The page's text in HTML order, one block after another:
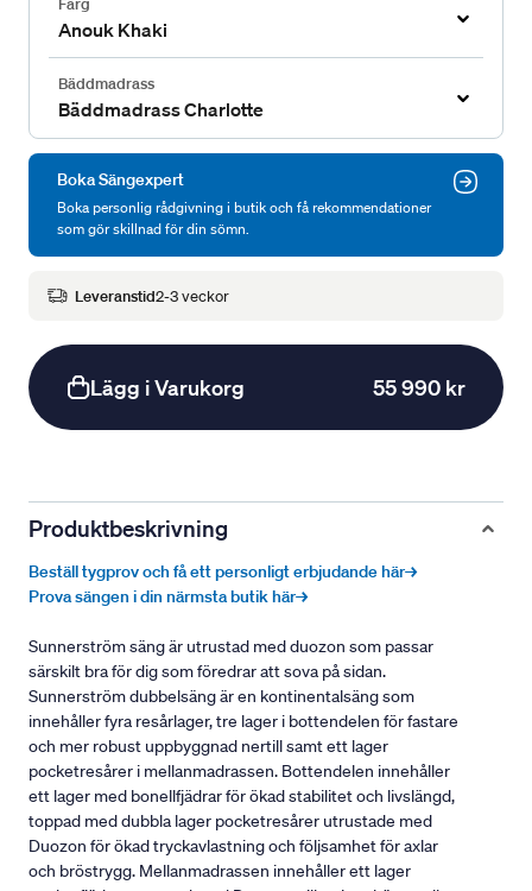
Färg
Anouk Khaki
Bäddmadrass
Bäddmadrass Charlotte
Boka Sängexpert
Boka personlig rådgivning i butik och få rekommendationer
som gör skillnad för din sömn.
Leveranstid2-3 veckor
Lägg i Varukorg 55 990 kr
Produktbeskrivning
Beställ tygprov och få ett personligt erbjudande här→
Prova sängen i din närmsta butik här→
Sunnerström säng är utrustad med duozon som passar
särskilt bra för dig som föredrar att sova på sidan.
Sunnerström dubbelsäng är en kontinentalsäng som
innehåller fyra resårlager, tre lager i bottendelen för fastare
och mer robust uppbyggnad nertill samt ett lager
pocketresårer i mellanmadrassen. Bottendelen innehåller
ett lager med bonellfjädrar för ökad stabilitet och livslängd,
toppad med dubbla lager pocketresårer utrustade med
Duozon för ökad tryckavlastning och följsamhet för axlar
och bröstrygg. Mellanmadrassen innehåller ett lager